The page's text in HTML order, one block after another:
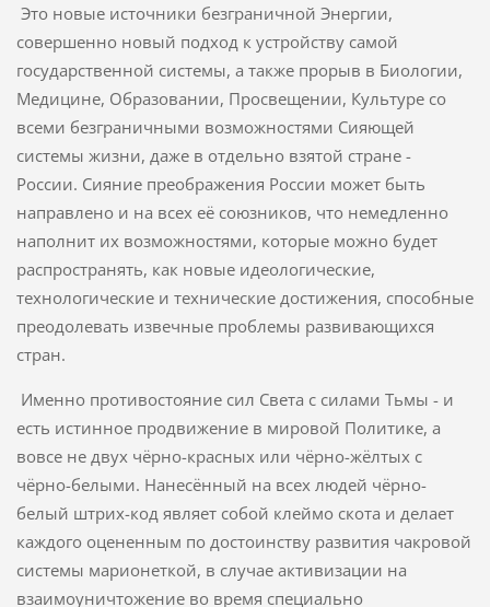
Это новые источники безграничной Энергии,
совершенно новый подход к устройству самой
государственной системы, а также прорыв в Биологии,
Медицине, Образовании, Просвещении, Культуре со
всеми безграничными возможностями Сияющей
системы жизни, даже в отдельно взятой стране -
России. Сияние преображения России может быть
направлено и на всех её союзников, что немедленно
наполнит их возможностями, которые можно будет
распространять, как новые идеологические,
технологические и технические достижения, способные
преодолевать извечные проблемы развивающихся
стран.
Именно противостояние сил Света с силами Тьмы - и
есть истинное продвижение в мировой Политике, а
вовсе не двух чёрно-красных или чёрно-жёлтых с
чёрно-белыми. Нанесённый на всех людей чёрно-
белый штрих-код являет собой клеймо скота и делает
каждого оцененным по достоинству развития чакровой
системы марионеткой, в случае активизации на
взаимоуничтожение во время специально